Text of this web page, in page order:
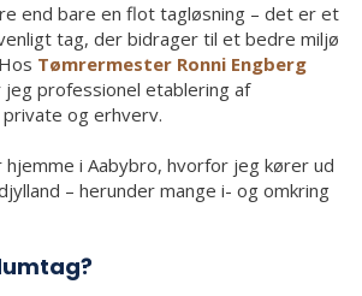
end bare en flot tagløsning – det er et
tag, der bidrager til et bedre miljø
Tømrermester Ronni Engberg
professionel etablering af
og erhverv.
i Aabybro, hvorfor jeg kører ud
– herunder mange i- og omkring